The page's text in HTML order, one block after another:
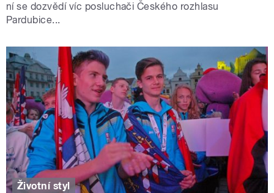
ní se dozvědí víc posluchači Českého rozhlasu
Pardubice...
Životní styl